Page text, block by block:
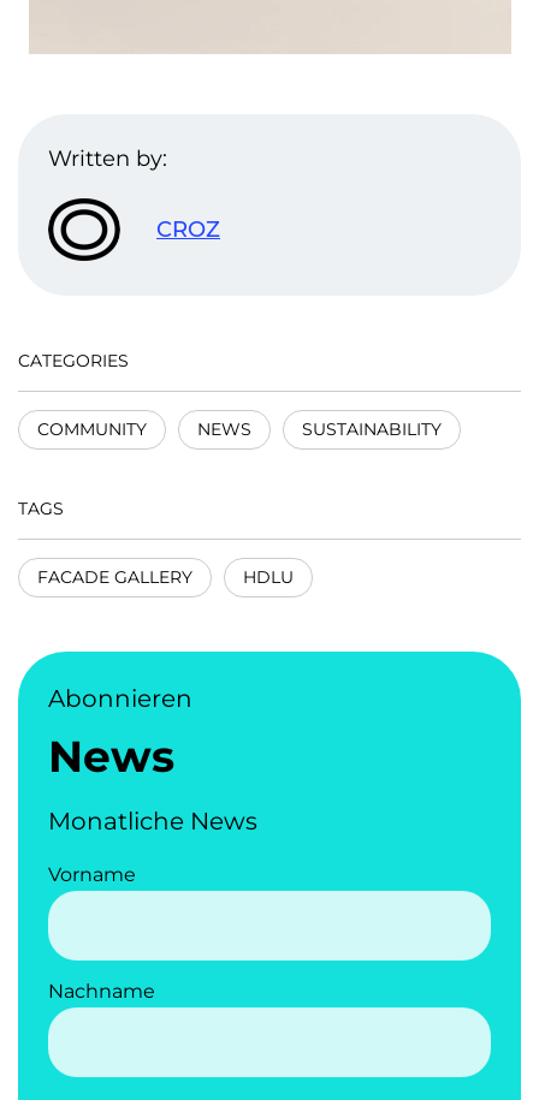
Written by:
CROZ
CATEGORIES
COMMUNITY NEWS SUSTAINABILITY
TAGS
FACADE GALLERY HDLU
Abonnieren
News
Monatliche News
Vorname
Nachname